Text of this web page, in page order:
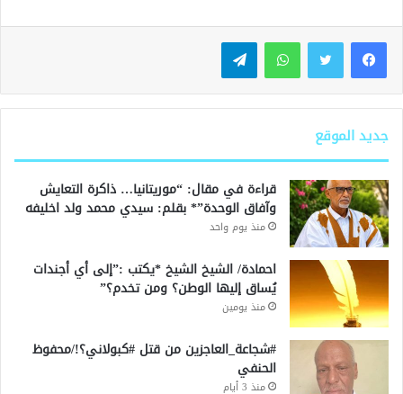
واتساب تيلقرام
جديد الموقع
قراءة في مقال: “موريتانيا… ذاكرة التعايش
وآفاق الوحدة”* بقلم: سيدي محمد ولد اخليفه
منذ يوم واحد
احمادة/ الشيخ الشيخ *يكتب :”إلى أي أجندات
يُساق إليها الوطن؟ ومن تخدم؟”
منذ يومين
#شجاعة_العاجزين من قتل #كبولاني؟!/محفوظ
الحنفي
منذ 3 أيام